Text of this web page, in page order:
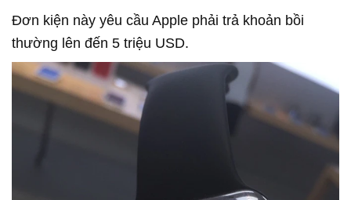
Đơn kiện này yêu cầu Apple phải trả khoản bồi
thường lên đến 5 triệu USD.